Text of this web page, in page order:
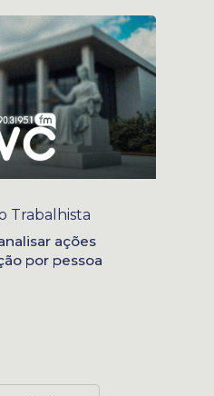
Trabalhista
ações
por pessoa